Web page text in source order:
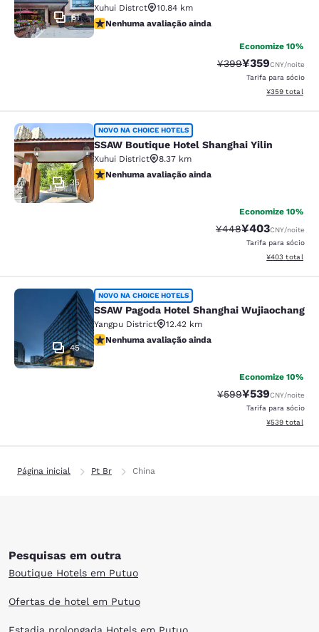
61
Xuhui Distrct
10.84 km
Nenhuma avaliação ainda
Nenhuma avaliação ainda
Economize 10%
Tarifa anterior
¥399Tarifa com
¥359CNY/noite
Tarifa para sócio
Exibir
¥359 total
SSAW Boutique Hotel Shanghai Yilin
35
NOVO NA CHOICE HOTELS
SSAW Boutique Hotel Shanghai Yilin
Xuhui District
8.37 km
Nenhuma avaliação ainda
Nenhuma avaliação ainda
Economize 10%
Tarifa anterior
¥448Tarifa com
¥403CNY/noite
Tarifa para sócio
Exibir
¥403 total
SSAW Pagoda Hotel Shanghai
45
NOVO NA CHOICE HOTELS
SSAW Pagoda Hotel Shanghai Wujiaochang
Yangpu District
12.42 km
Nenhuma avaliação ainda
Nenhuma avaliação ainda
Economize 10%
Tarifa anterior
¥599Tarifa com
¥539CNY/noite
Tarifa para sócio
Exibir
¥539 total
Página inicial Pt Br China
Pesquisas em outra
Boutique Hotels em Putuo
Ofertas de hotel em Putuo